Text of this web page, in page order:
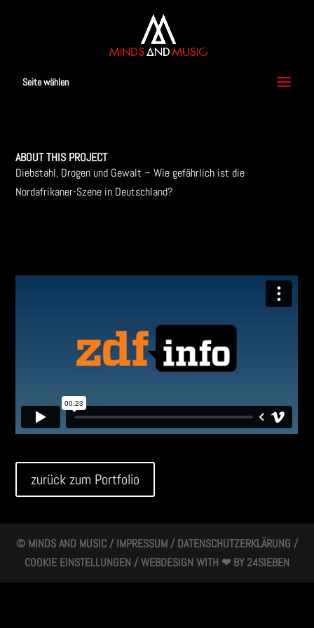
Seite wählen
ABOUT THIS PROJECT
Diebstahl, Drogen und Gewalt – Wie gefährlich ist die
Nordafrikaner-Szene in Deutschland?
zurück zum Portfolio
© MINDS AND MUSIC /IMPRESSUM/DATENSCHUTZERKLÄRUNG /
COOKIE EINSTELLUNGEN / WEBDESIGN WITH ❤ BY24SIEBEN